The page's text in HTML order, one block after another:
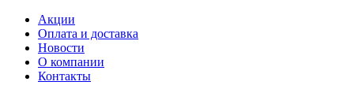
Акции
Оплата и доставка
Новости
О компании
Контакты